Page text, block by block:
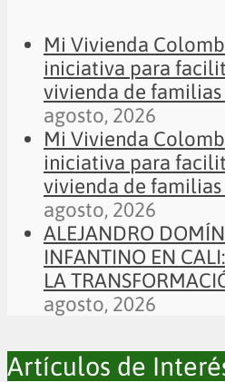
Mi Vivienda
iniciativa para
vivienda de
agosto, 2026
Mi Vivienda
iniciativa para
vivienda de
agosto, 2026
ALEJANDRO
INFANTINO EN
LA
agosto, 2026
Artículos de